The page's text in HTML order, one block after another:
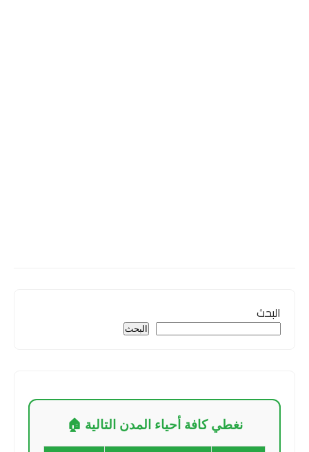
البحث
البحث
نغطي كافة أحياء المدن التالية 🏠